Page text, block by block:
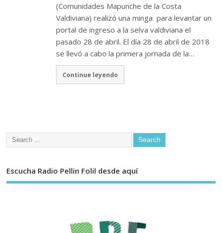
(Comunidades Mapunche de la Costa
Valdiviana) realizó una minga para levantar un
portal de ingreso a la selva valdiviana el
pasado 28 de abril. El día 28 de abril de 2018
se llevó a cabo la primera jornada de la…
Continue leyendo
Escucha Radio Pellin Folil desde aquí